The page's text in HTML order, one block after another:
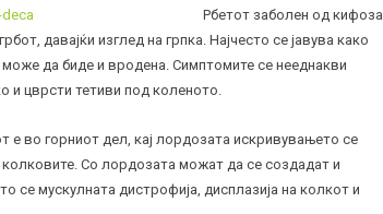
Рбетот заболен од кифоза
давајќи изглед на грпка. Најчесто се јавува како
да биде и вродена. Симптомите се нееднакви
и цврсти тетиви под коленото.
е во горниот дел, кај лордозата искривувањето се
Со лордозата можат да се создадат и
се мускулната дистрофија, дисплазија на колкот и